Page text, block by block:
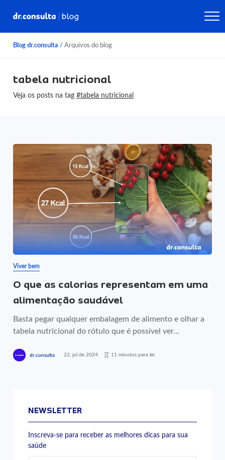
Blog dr.consulta / Arquivos do blog
tabela nutricional
Veja os posts na tag#tabela nutricional
Viver bem
O que as calorias representam em uma
alimentação saudável
Basta pegar qualquer embalagem de alimento e olhar a
tabela nutricional do rótulo que é possível ver...
dr.consulta 22, jul de 2024 11 minutos para ler
NEWSLETTER
Inscreva-se para receber as melhores dicas para sua
saúde